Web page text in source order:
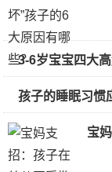
3-6岁宝宝四大
孩子的睡眠习惯
宝